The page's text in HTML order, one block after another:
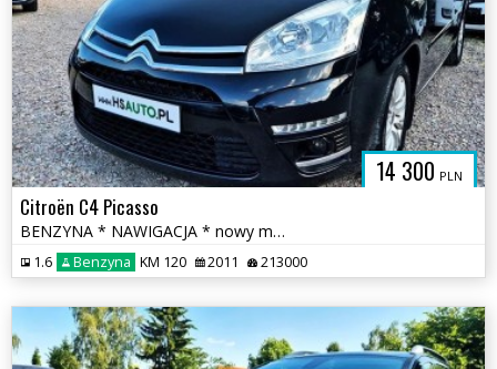
14 300 PLN
Citroën C4 Picasso
BENZYNA * NAWIGACJA * nowy model * super * okazja * polecamy
1.6 Benzyna KM 120 2011 213000